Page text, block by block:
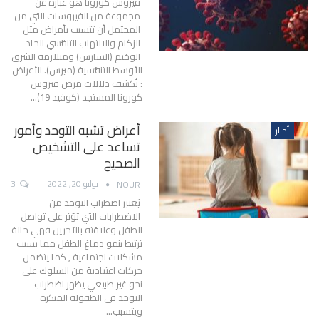
مجموعة من الفيروسات التي من
المحتمل أن تتسبب بأمراض مثل
الزكام والالتهاب التنفُّسي الحاد
الوخيم (السارس) ومتلازمة الشرق
الأوسط التنفُّسية (ميرس). الأعراض
:تُكشف دلالات مرض فيروس
كورونا المستجد (كوفيد 19) …
أخبار أعراض تشبه التوحد وأمور
تساعد على التشخيص
الصحيح
NOUR يوليو 20, 2022
يٌعتبر اضطراب التوحد من
الاضطرابات التي تؤثر على تواصل
الطفل وعلاقته بالآخرين فهي حالة
ترتبط بنمو دماغ الطفل مما يسبب
مشكلات اجتماعية , كما يتضمن
حركات اعتيادية من السلوك على
نحو غير طبيعييظهر اضطراب
التوحد في الطفولة المبكرة
ويتسبب…